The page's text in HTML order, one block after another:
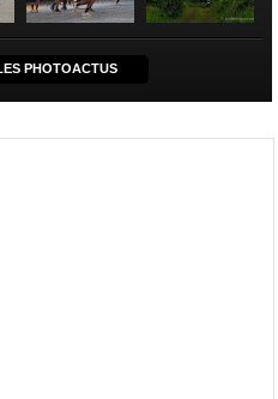
PHOTOACTUS